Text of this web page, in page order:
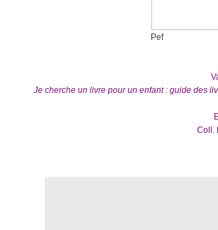
Pef
Je cherche un livre pour un enfant : guide des
Coll.